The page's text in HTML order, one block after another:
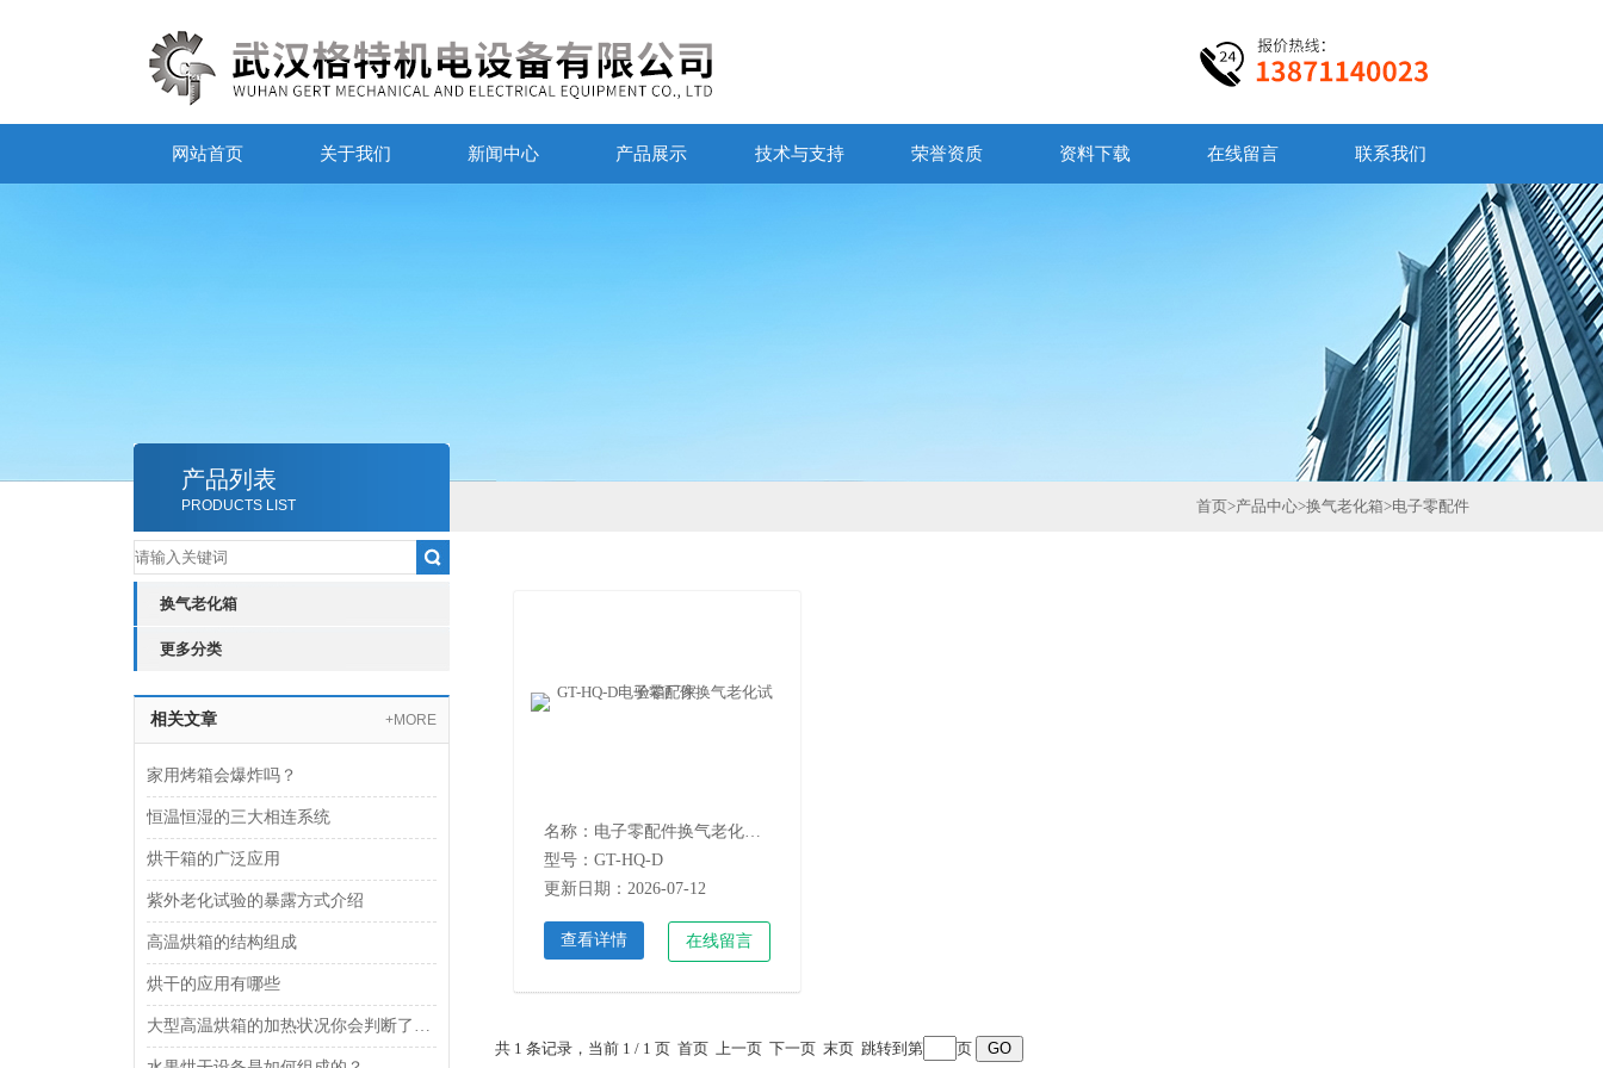
网站首页 关于我们 新闻中心 产品展示 技术与支持 荣誉资质 资料下载 在线留言 联系我们
产品列表
PRODUCTS LIST
换气老化箱
更多分类
相关文章 +MORE
家用烤箱会爆炸吗？
恒温恒湿的三大相连系统
烘干箱的广泛应用
紫外老化试验的暴露方式介绍
高温烘箱的结构组成
烘干的应用有哪些
大型高温烘箱的加热状况你会判断了吗？
首页>产品中心>换气老化箱>电子零配件
名称：电子零配件换气老化试验箱厂家
型号：GT-HQ-D
更新日期：2026-07-12
查看详情 在线留言
共 1 条记录，当前 1 / 1 页 首页 上一页 下一页 末页 跳转到第 页